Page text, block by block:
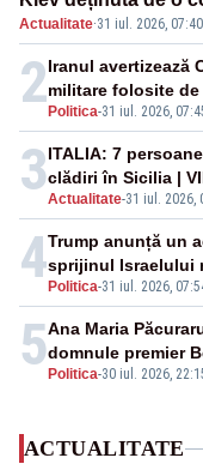
rachetă rusească
Actualitate·31 iul. 2026, 07:40
2 Politica-31 iul. 2026,
Iranul avertizează
militare folosite de
3Actualitate-31 iul. 2026,
ITALIA: 7
clădiri în Sicilia |
4 Politica-31 iul. 2026,
Trump anunță un
sprijinul Israelului
5 Politica-30 iul. 2026,
Ana Maria
domnule premier
ACTUALITATE